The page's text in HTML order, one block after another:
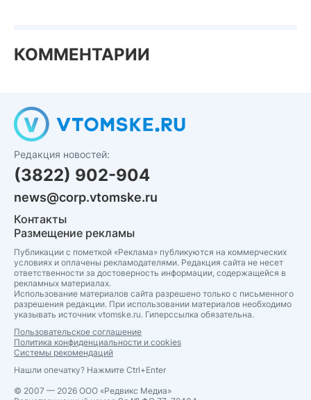
КОММЕНТАРИИ
Редакция новостей:
(3822) 902-904
news@corp.vtomske.ru
Контакты
Размещение рекламы
Публикации с пометкой «Реклама» публикуются на коммерческих
условиях и оплачены рекламодателями. Редакция сайта не несет
ответственности за достоверность информации, содержащейся в
рекламных материалах.
Использование материалов сайта разрешено только с письменного
разрешения редакции. При использовании материалов необходимо
указывать источник vtomske.ru. Гиперссылка обязательна.
Пользовательское соглашение
Политика конфиденциальности и cookies
Системы рекомендаций
Нашли опечатку? Нажмите Ctrl+Enter
© 2007 — 2026 ООО «Редвикс Медиа»